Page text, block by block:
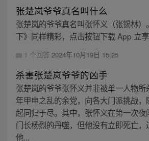
张楚岚爷爷真名叫什么
张楚岚的爷爷真名叫张怀义（张锡林）
下》同样精彩，点击按钮下载 App 立享
1 个回答 2024年10月19日 15:25
杀害张楚岚爷爷的凶手
张楚岚的爷爷张怀义并非被单一人物
年甲申之乱的余党，向各大门派挑战
起同归于尽。其中，张怀义在第一次夜
门长杨烈的丹噬，但他没有立即死亡
他...